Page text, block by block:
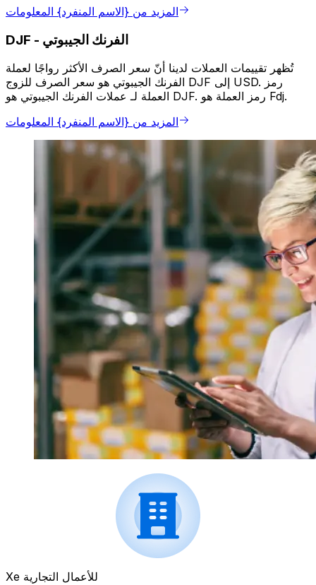
المزيد من {الاسم المنفرد} المعلومات
DJF - الفرنك الجيبوتي
تُظهر تقييمات العملات لدينا أنّ سعر الصرف الأكثر رواجًا لعملة
الفرنك الجيبوتي هو سعر الصرف للزوج DJF إلى USD. رمز
العملة لـ عملات الفرنك الجيبوتي هو DJF. رمز العملة هو Fdj.
المزيد من {الاسم المنفرد} المعلومات
Xe للأعمال التجارية